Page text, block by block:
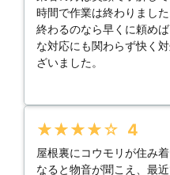
時間で作業は終わりまし
終わるのなら早くに頼め
な対応にも関わらず快く
ざいました。
★★★★★ 4
屋根裏にコウモリが住み
なると物音が聞こえ、最